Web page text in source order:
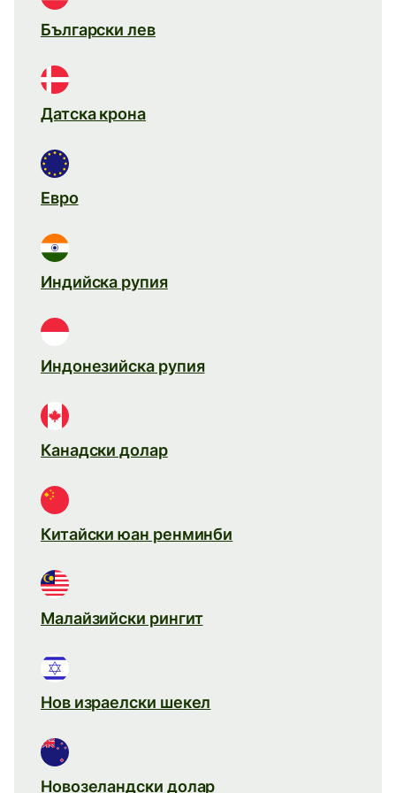
Български лев
Датска крона
Евро
Индийска рупия
Индонезийска рупия
Канадски долар
Китайски юан ренминби
Малайзийски рингит
Нов израелски шекел
Новозеландски долар